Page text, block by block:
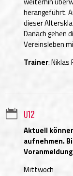
herangeführt.
dieser
Danach gehen
Vereinsleben
Trainer: Niklas
 U12
Aktuell
aufnehmen.
Mittwoch